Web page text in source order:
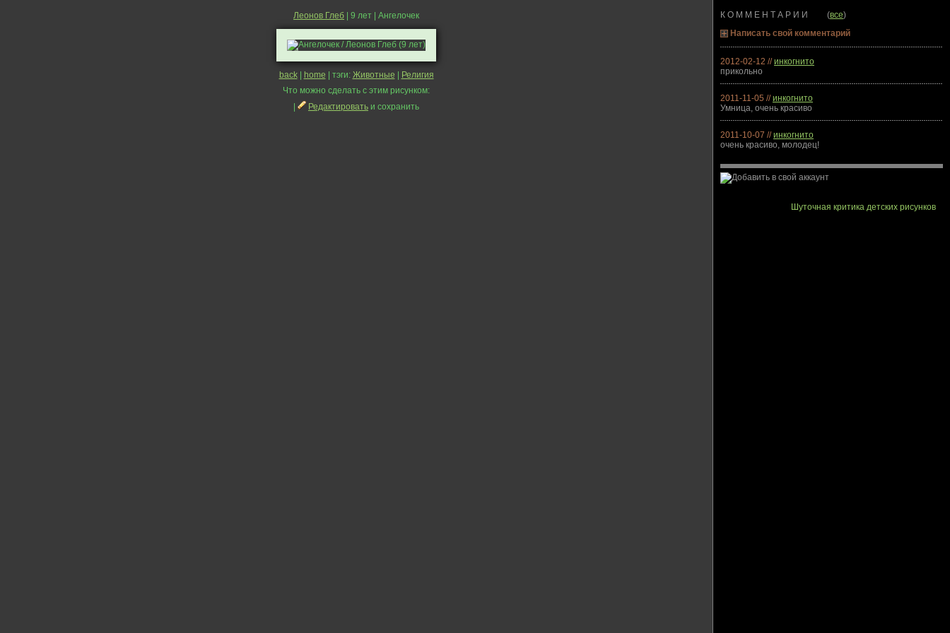
Леонов Глеб | 9 лет | Ангелочек
back| home | тэги: Животные
Религия
Что можно сделать с этим рисунком:
Редактировать и сохранить
К О М М Е Н Т А Р И И (все)
Написать свой комментарий
2012-02-12 //инкогнито
прикольно
2011-11-05 //инкогнито
Умница, очень красиво
2011-10-07 //инкогнито
очень красиво, молодец!
Шуточная критика детских рисунков